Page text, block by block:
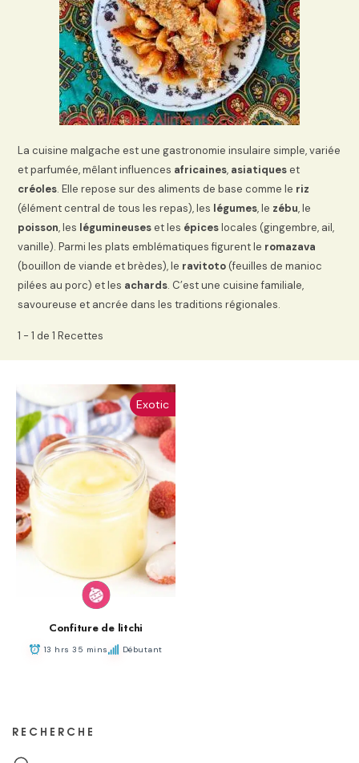
La cuisine malgache est une gastronomie insulaire simple, variée
et parfumée, mêlant influences africaines, asiatiqueset
créoles. Elle repose sur des aliments de base comme le riz
(élément central de tous les repas), les légumes, le zébu, le
poisson, les légumineuseset les épiceslocales (gingembre, ail,
vanille). Parmi les plats emblématiques figurent le romazava
(bouillon de viande et brèdes), le ravitoto(feuilles de manioc
pilées au porc) et les achards. C’est une cuisine familiale,
savoureuse et ancrée dans les traditions régionales.
1 - 1 de 1 Recettes
Exotic
Confiture de litchi
13 hrs 35 mins Débutant
RECHERCHE